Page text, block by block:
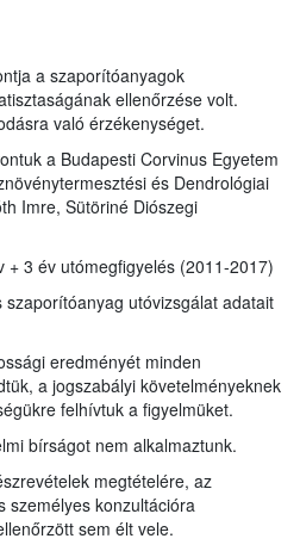
a szaporítóanyagok
ellenőrzése volt.
való érzékenységet.
a Budapesti Corvinus Egyetem
és Dendrológiai
Imre, Sütöriné Diószegi
+ 3 év utómegfigyelés (2011-2017)
utóvizsgálat adatait
eredményét minden
a jogszabályi követelményeknek
felhívtuk a figyelmüket.
bírságot nem alkalmaztunk.
megtételére, az
személyes konzultációra
sem élt vele.